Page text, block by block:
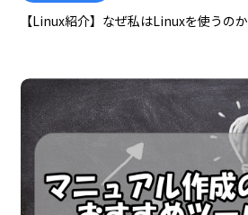
【Linux紹介】なぜ私はLinuxを使うのか